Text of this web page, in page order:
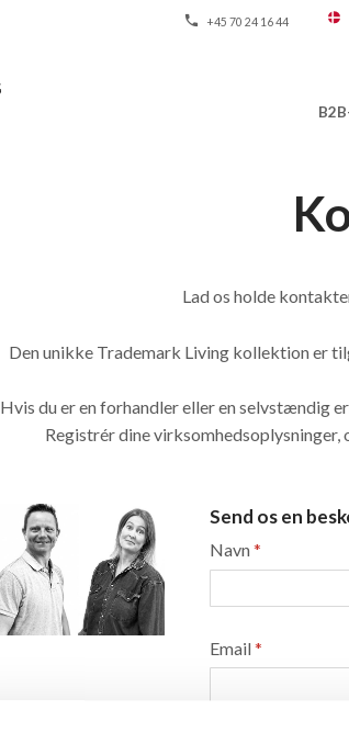
phone +45 70 24 16 44
Lad os holde
Den unikke Trademark Living kollektion er
Hvis du er en forhandler eller en selvstændig
Registrér dine
Send os en
Navn*
Email*